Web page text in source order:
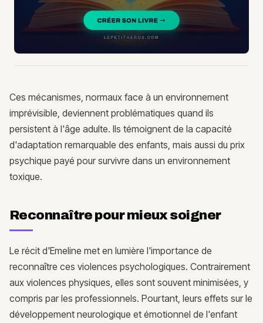
Ces mécanismes, normaux face à un environnement
imprévisible, deviennent problématiques quand ils
persistent à l'âge adulte. Ils témoignent de la capacité
d'adaptation remarquable des enfants, mais aussi du prix
psychique payé pour survivre dans un environnement
toxique.
Reconnaître pour mieux soigner
Le récit d'Emeline met en lumière l'importance de
reconnaître ces violences psychologiques. Contrairement
aux violences physiques, elles sont souvent minimisées, y
compris par les professionnels. Pourtant, leurs effets sur le
développement neurologique et émotionnel de l'enfant